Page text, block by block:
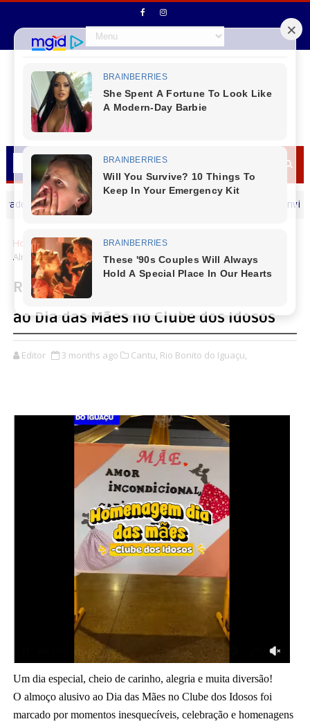
Laranjeiras do Sul Reserva do Iguaçu - Convite:
Home Cantu Rio Bonito do Iguaçu
Almoço alusivo ao Dia das Mães no Clube dos Idosos
Rio Bonito do Iguaçu - Almoço alusivo
ao Dia das Mães no Clube dos Idosos
Editor 3 months ago Cantu, Rio Bonito do Iguaçu,
Um dia especial, cheio de carinho, alegria e muita diversão!
O almoço alusivo ao Dia das Mães no Clube dos Idosos foi
marcado por momentos inesquecíveis, celebração e homenagens